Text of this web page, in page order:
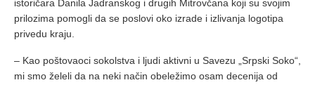
istoričara Danila Jadranskog i drugih Mitrovčana koji su svojim
prilozima pomogli da se poslovi oko izrade i izlivanja logotipa
privedu kraju.
– Kao poštovaoci sokolstva i ljudi aktivni u Savezu „Srpski Soko“,
mi smo želeli da na neki način obeležimo osam decenija od